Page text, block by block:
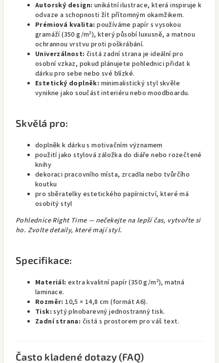
Autorský design: unikátní ilustrace, která inspiruje k
odvaze a schopnosti žít přítomným okamžikem.
Prémiová kvalita: používáme papír s vysokou
gramáží (350 g/m²), který působí luxusně, a matnou
ochrannou vrstvu proti poškrábání.
Univerzálnost: čistá zadní strana je ideální pro
osobní vzkaz, pokud plánujete pohlednici přidat k
dárku pro sebe nebo své blízké.
Estetický doplněk: minimalistický styl skvěle
vynikne jako součást interiéru nebo moodboardu.
Skvělá pro:
doplněk k dárku s motivačním významem
použití jako stylová záložka do diáře nebo rozečtené
knihy
dekoraci pracovního místa, zrcadla nebo tvůrčího
koutku
pro sběratelky estetického papírnictví, které má
osobitý styl
Pohlednice Right Time — nečekejte na lepší čas, vytvořte si
ho. Zvolte detaily, které mají styl.
Specifikace:
Materiál: extra kvalitní papír (350 g/m²), matná
laminace.
Rozměr: 10,5 × 14,8 cm (formát A6).
Tisk: sytý plnobarevný jednostranný tisk.
Zadní strana: čistá s prostorem pro váš text.
Často kladené dotazy (FAQ)